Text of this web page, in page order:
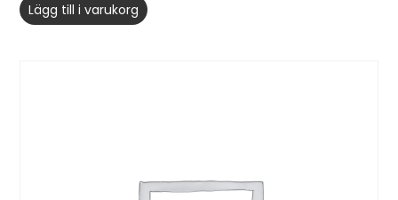
Lägg till i varukorg